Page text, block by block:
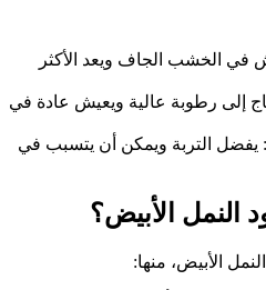
في الخشب الجاف ويعد الأكثر
إلى رطوبة عالية ويعيش عادة في
يفضل التربة ويمكن أن يتسبب في
الأبيض؟
الأبيض، منها: